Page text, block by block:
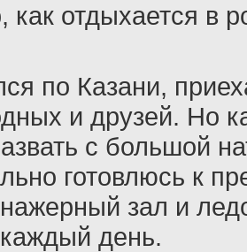
как отдыхается в
по Казани,
и друзей. Но
с большой
готовлюсь к
зал и
день.